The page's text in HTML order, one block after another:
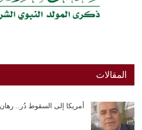
المقالات
أمريكا إلى السقوط دُر..